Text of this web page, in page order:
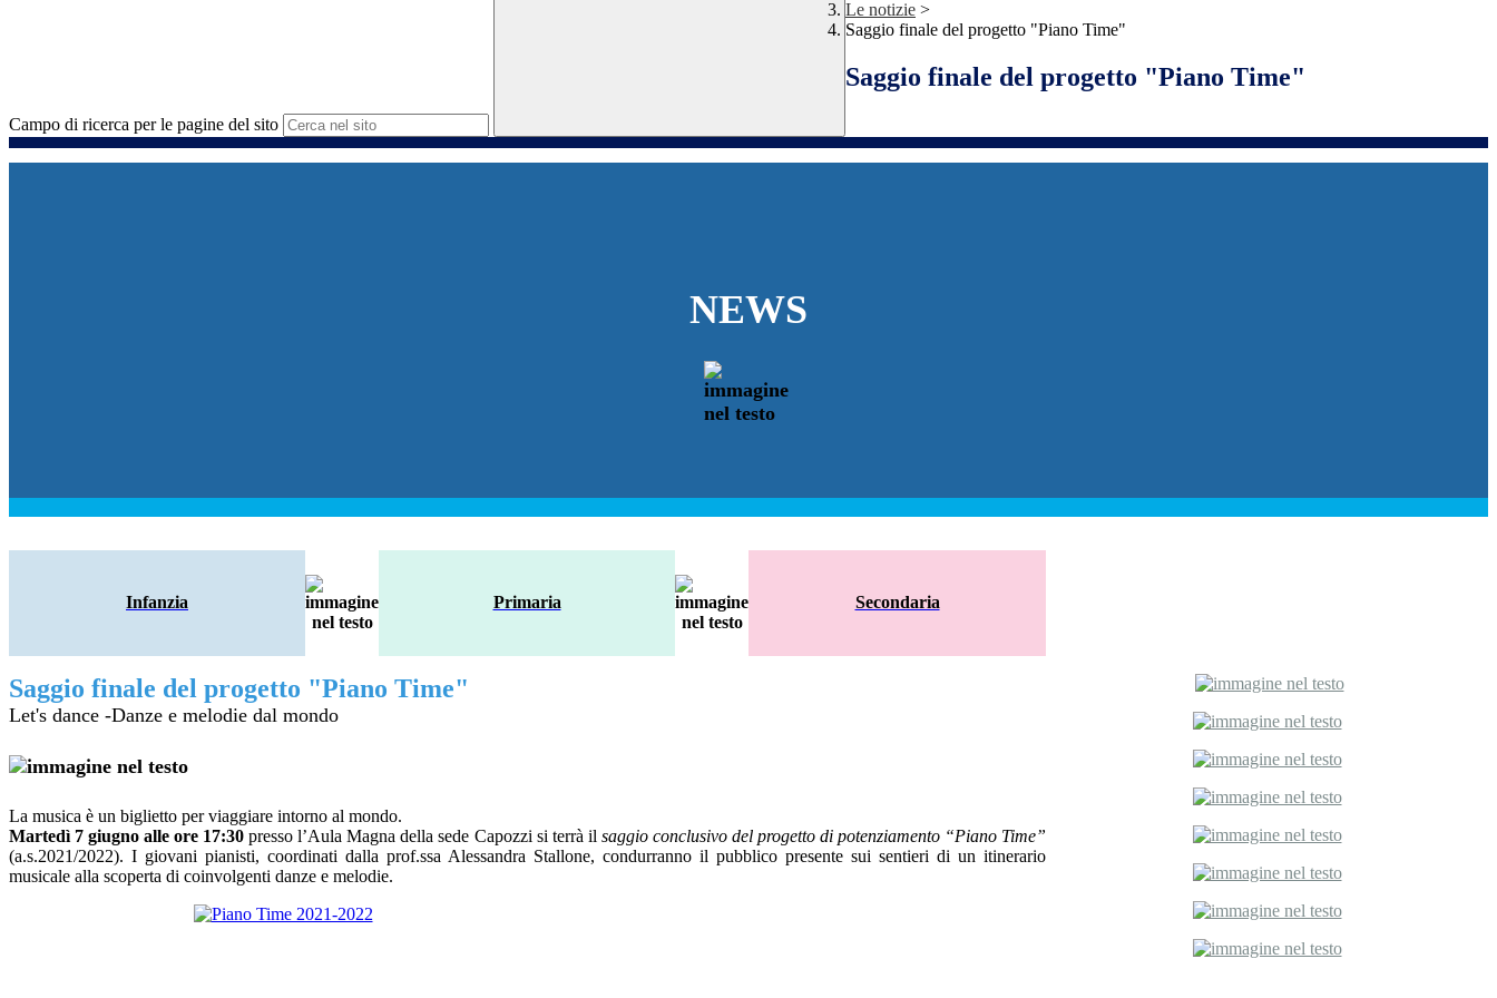
Campo di ricerca per le pagine del sito
Le notizie >
Saggio finale del progetto "Piano Time"
Saggio finale del progetto "Piano Time"
NEWS
Infanzia Primaria Secondaria
Saggio finale del progetto "Piano Time"
Let's dance -Danze e melodie dal mondo
La musica è un biglietto per viaggiare intorno al mondo.
Martedì 7 giugno alle ore 17:30 presso l’Aula Magna della sede Capozzi si terrà il saggio conclusivo del progetto di potenziamento “Piano Time”
(a.s.2021/2022). I giovani pianisti, coordinati dalla prof.ssa Alessandra Stallone, condurranno il pubblico presente sui sentieri di un itinerario
musicale alla scoperta di coinvolgenti danze e melodie.